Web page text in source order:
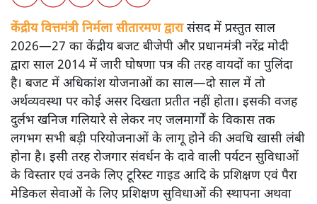
केंद्रीय वित्तमंत्री निर्मला सीतारमण द्वारासंसद में प्रस्तुत साल
2026—27 का केंद्रीय बजट बीजेपी और प्रधानमंत्री नरेंद्र मोदी
द्वारा साल 2014 में जारी घोषणा पत्र की तरह वायदों का पुलिंदा
है। बजट में अधिकांश योजनाओं का साल—दो साल में तो
अर्थव्यवस्था पर कोई असर दिखता प्रतीत नहीं होता। इसकी वजह
दुर्लभ खनिज गलियारे से लेकर नए जलमार्गों के विकास तक
लगभग सभी बड़ी परियोजनाओं के लागू होने की अवधि खासी लंबी
होना है। इसी तरह रोजगार संवर्धन के दावे वाली पर्यटन सुविधाओं
के विस्तार एवं उनके लिए टूरिस्ट गाइड आदि के प्रशिक्षण एवं पैरा
मेडिकल सेवाओं के लिए प्रशिक्षण सुविधाओं की स्थापना अथवा